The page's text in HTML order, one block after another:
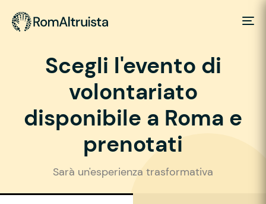
Scegli l'evento di
volontariato
disponibile a Roma e
prenotati
Sarà un'esperienza trasformativa